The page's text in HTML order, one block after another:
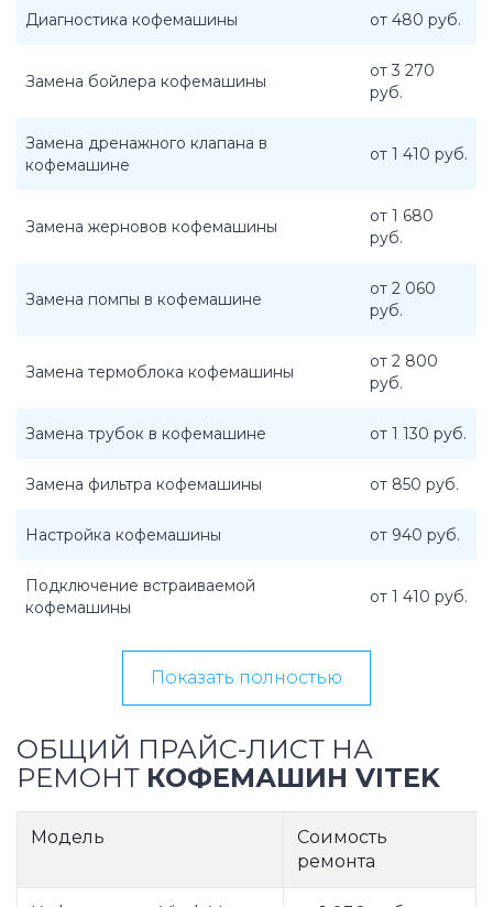
Диагностика кофемашины от 480 руб.
Замена бойлера кофемашины
от 3 270
руб.
Замена дренажного клапана в
кофемашине
от 1 410 руб.
Замена жерновов кофемашины
от 1 680
руб.
Замена помпы в кофемашине
от 2 060
руб.
Замена термоблока кофемашины
от 2 800
руб.
Замена трубок в кофемашине от 1 130 руб.
Замена фильтра кофемашины от 850 руб.
Настройка кофемашины от 940 руб.
Подключение встраиваемой
кофемашины
от 1 410 руб.
Показать полностью
ОБЩИЙ ПРАЙС-ЛИСТ НА
РЕМОНТ КОФЕМАШИН VITEK
Модель
Соимость
ремонта